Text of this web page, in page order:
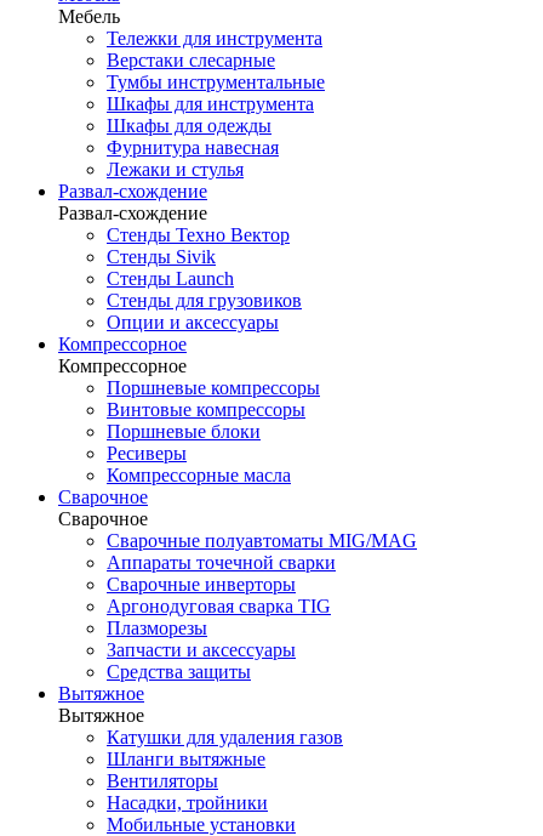
Мебель
Тележки для инструмента
Верстаки слесарные
Тумбы инструментальные
Шкафы для инструмента
Шкафы для одежды
Фурнитура навесная
Лежаки и стулья
Развал-схождение
Развал-схождение
Стенды Техно Вектор
Стенды Sivik
Стенды Launch
Стенды для грузовиков
Опции и аксессуары
Компрессорное
Компрессорное
Поршневые компрессоры
Винтовые компрессоры
Поршневые блоки
Ресиверы
Компрессорные масла
Сварочное
Сварочное
Сварочные полуавтоматы MIG/MAG
Аппараты точечной сварки
Сварочные инверторы
Аргонодуговая сварка TIG
Плазморезы
Запчасти и аксессуары
Средства защиты
Вытяжное
Вытяжное
Катушки для удаления газов
Шланги вытяжные
Вентиляторы
Насадки, тройники
Мобильные установки